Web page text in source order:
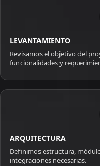
LEVANTAMIENTO
Revisamos el objetivo del
funcionalidades y
ARQUITECTURA
Definimos estructura,
integraciones necesarias.